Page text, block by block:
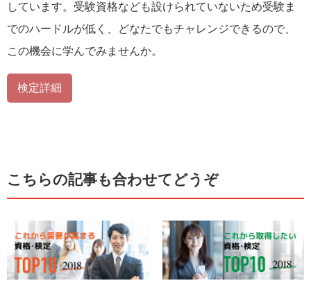
しています。受験資格なども設けられていないため受験ま
でのハードルが低く、どなたでもチャレンジできるので、
この機会に学んでみませんか。
検定詳細
こちらの記事も合わせてどうぞ